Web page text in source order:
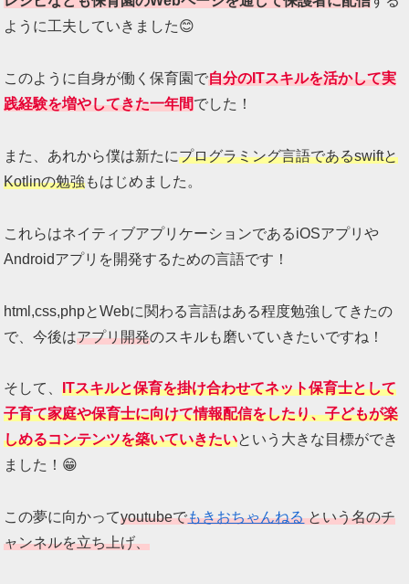
ように工夫していきました😊
このように自身が働く保育園で自分のITスキルを活かして実
践経験を増やしてきた一年間でした！
また、あれから僕は新たにプログラミング言語であるswiftと
Kotlinの勉強もはじめました。
これらはネイティブアプリケーションであるiOSアプリや
Androidアプリを開発するための言語です！
html,css,phpとWebに関わる言語はある程度勉強してきたの
で、今後はアプリ開発のスキルも磨いていきたいですね！
そして、ITスキルと保育を掛け合わせてネット保育士として
子育て家庭や保育士に向けて情報配信をしたり、子どもが楽
しめるコンテンツを築いていきたいという大きな目標ができ
ました！😁
この夢に向かってyoutubeでもきおちゃんねるという名のチ
ャンネルを立ち上げ、